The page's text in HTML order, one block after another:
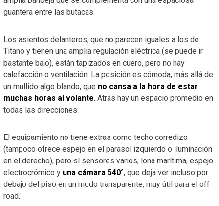
guantera entre las butacas.
Los asientos delanteros, que no parecen iguales a los de
Titano y tienen una amplia regulación eléctrica (se puede ir
bastante bajo), están tapizados en cuero, pero no hay
calefacción o ventilación. La posición es cómoda, más allá de
un mullido algo blando, que no cansa a la hora de estar
muchas horas al volante. Atrás hay un espacio promedio en
todas las direcciones.
El equipamiento no tiene extras como techo corredizo
(tampoco ofrece espejo en el parasol izquierdo o iluminación
en el derecho), pero sí sensores varios, lona marítima, espejo
electrocrómico y una cámara 540°, que deja ver incluso por
debajo del piso en un modo transparente, muy útil para el off
road.